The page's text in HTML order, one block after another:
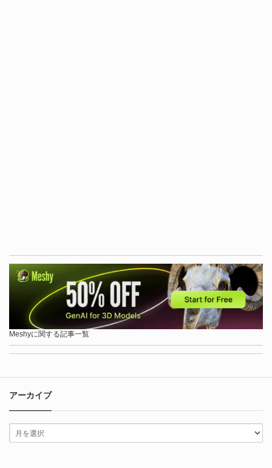
Meshyに関する記事一覧
アーカイブ